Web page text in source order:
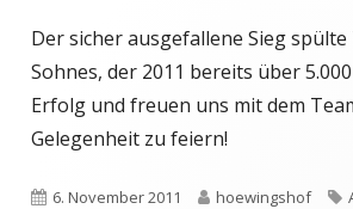
Der sicher ausgefallene Sieg
Sohnes, der 2011 bereits über
Erfolg und freuen uns mit dem
Gelegenheit zu feiern!
Veröffentlicht
6. November 2011 Autor
hoewingshof